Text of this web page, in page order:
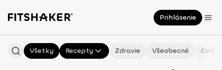
Prihlásenie
Všetky Recepty Zdravie Všeobecné